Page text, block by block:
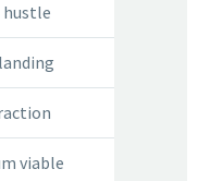
hustle
viable